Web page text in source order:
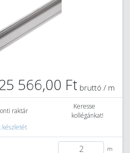
566,00 Ft bruttó / m
raktár
Keresse
kollégánkat!
készletét
m